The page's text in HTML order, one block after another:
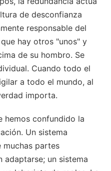
de desconfianza
responsable del
hay otros "unos" y
de su hombro. Se
Cuando todo el
a todo el mundo, al
importa.
hemos confundido la
Un sistema
muchas partes
adaptarse; un sistema